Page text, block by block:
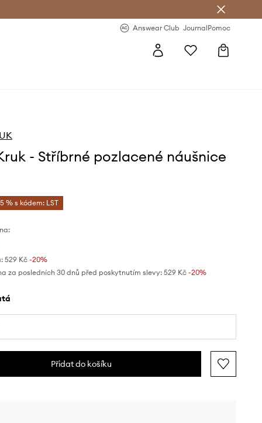
Answear Club JournalPomoc
- Stříbrné pozlacené náušnice
% s kódem: LST
529 Kč-20%
za posledních 30 dnů před poskytnutím slevy: 529 Kč -20%
Přidat do košíku